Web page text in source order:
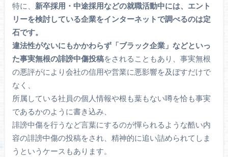
特に、 新卒採用・中途採用などの就職活動中には、エント
リーを検討している企業をインターネットで調べるのは定
石です。
違法性がないにもかかわらず「ブラック企業」などといっ
た事実無根の誹謗中傷投稿をされることもあり、事実無根
の悪評がにより会社の信用や営業に悪影響を及ぼすだけで
なく、
所属している社員の個人情報や根も葉もない噂を恰も事実
であるかのように書き込み、
誹謗中傷を行うなど言葉にするのが憚られるような酷い内
容の誹謗中傷の投稿をされ、精神的に追い詰められてしま
うというケースもあります。